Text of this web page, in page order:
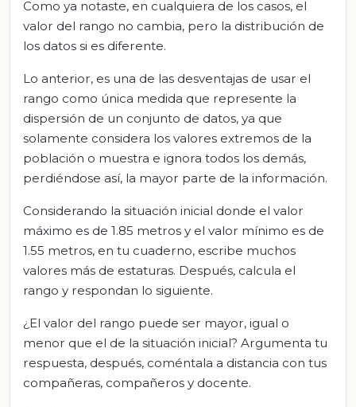
Como ya notaste, en cualquiera de los casos, el
valor del rango no cambia, pero la distribución de
los datos si es diferente.
Lo anterior, es una de las desventajas de usar el
rango como única medida que represente la
dispersión de un conjunto de datos, ya que
solamente considera los valores extremos de la
población o muestra e ignora todos los demás,
perdiéndose así, la mayor parte de la información.
Considerando la situación inicial donde el valor
máximo es de 1.85 metros y el valor mínimo es de
1.55 metros, en tu cuaderno, escribe muchos
valores más de estaturas. Después, calcula el
rango y respondan lo siguiente.
¿El valor del rango puede ser mayor, igual o
menor que el de la situación inicial? Argumenta tu
respuesta, después, coméntala a distancia con tus
compañeras, compañeros y docente.